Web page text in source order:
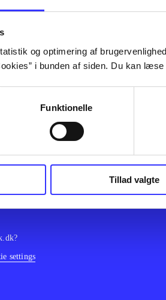
og optimering af
i bunden af siden. Du kan
Funktionelle
Tillad valgte
sit amet ...
sit amet ...
sit amet ...
sit amet ...
sit amet ...
sit amet ...
settings